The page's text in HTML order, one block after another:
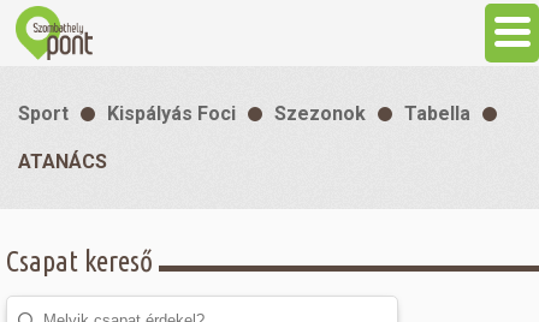
Programok
Gasztronómia
Sport Kispályás Foci Szezonok Tabella
ATANÁCS
Csapat kereső